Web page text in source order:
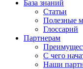
База знаний
Статьи
Полезные
Глоссарий
Партнерам
С чего
Наши